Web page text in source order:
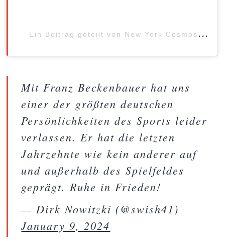
E
in Beitrag geteilt von New York Cosmos (@nycosmos)
Mit Franz Beckenbauer hat uns
einer der größten deutschen
Persönlichkeiten des Sports leider
verlassen. Er hat die letzten
Jahrzehnte wie kein anderer auf
und außerhalb des Spielfeldes
geprägt. Ruhe in Frieden!
— Dirk Nowitzki (@swish41)
January 9, 2024